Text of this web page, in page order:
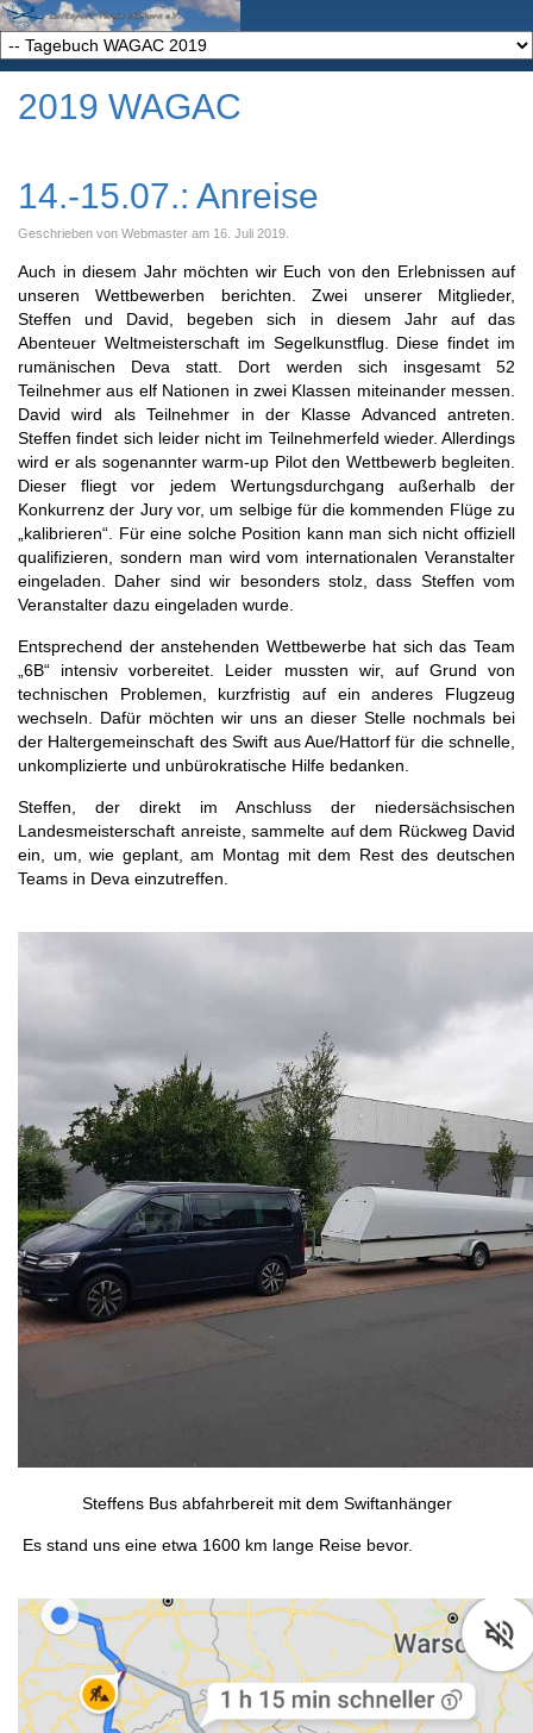
2019 WAGAC
14.-15.07.: Anreise
Geschrieben von Webmaster am 16. Juli 2019
Auch in diesem Jahr möchten wir Euch von den Erlebnissen auf
unseren Wettbewerben berichten. Zwei unserer Mitglieder,
Steffen und David, begeben sich in diesem Jahr auf das
Abenteuer Weltmeisterschaft im Segelkunstflug. Diese findet im
rumänischen Deva statt. Dort werden sich insgesamt 52
Teilnehmer aus elf Nationen in zwei Klassen miteinander messen.
David wird als Teilnehmer in der Klasse Advanced antreten.
Steffen findet sich leider nicht im Teilnehmerfeld wieder. Allerdings
wird er als sogenannter warm-up Pilot den Wettbewerb begleiten.
Dieser fliegt vor jedem Wertungsdurchgang außerhalb der
Konkurrenz der Jury vor, um selbige für die kommenden Flüge zu
„kalibrieren“. Für eine solche Position kann man sich nicht offiziell
qualifizieren, sondern man wird vom internationalen Veranstalter
eingeladen. Daher sind wir besonders stolz, dass Steffen vom
Veranstalter dazu eingeladen wurde.
Entsprechend der anstehenden Wettbewerbe hat sich das Team
„6B“ intensiv vorbereitet. Leider mussten wir, auf Grund von
technischen Problemen, kurzfristig auf ein anderes Flugzeug
wechseln. Dafür möchten wir uns an dieser Stelle nochmals bei
der Haltergemeinschaft des Swift aus Aue/Hattorf für die schnelle,
unkomplizierte und unbürokratische Hilfe bedanken.
Steffen, der direkt im Anschluss der niedersächsischen
Landesmeisterschaft anreiste, sammelte auf dem Rückweg David
ein, um, wie geplant, am Montag mit dem Rest des deutschen
Teams in Deva einzutreffen.
Steffens Bus abfahrbereit mit dem Swiftanhänger
Es stand uns eine etwa 1600 km lange Reise bevor.